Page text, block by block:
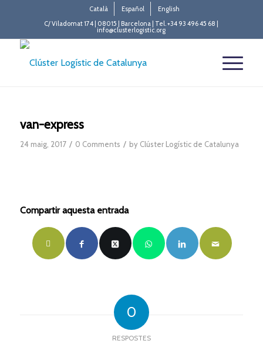
Català Español
English
C/ Viladomat 174 | 08015 | Barcelona | Tel. +34 93 496 45 68 |
info@clusterlogistic.org
van-express
24 maig, 2017 / 0 Comments / by Clúster Logístic de Catalunya
Compartir aquesta entrada
0
RESPOSTES